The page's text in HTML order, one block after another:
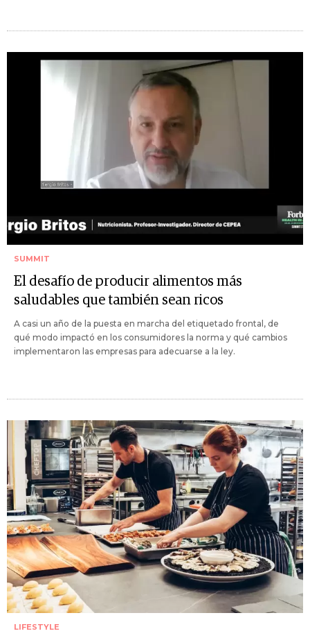
SUMMIT
El desafío de producir alimentos más
saludables que también sean ricos
A casi un año de la puesta en marcha del etiquetado frontal, de
qué modo impactó en los consumidores la norma y qué cambios
implementaron las empresas para adecuarse a la ley.
LIFESTYLE